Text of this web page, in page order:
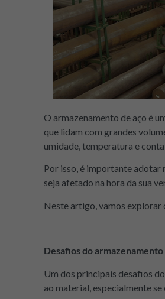
O armazenamento de aço é
que lidam com grandes
umidade, temperatura e
Por isso, é importante adotar
seja afetado na hora da sua
Neste artigo, vamos explorar
Desafios do armazenamento
Um dos principais desafios
ao material, especialmente